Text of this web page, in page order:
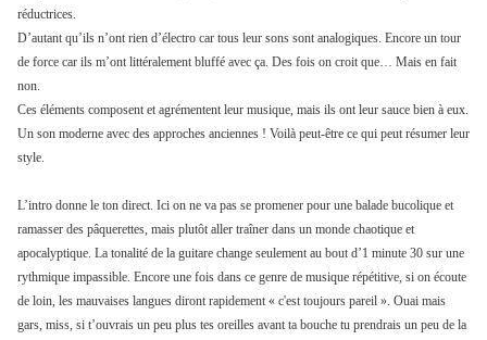
réductrices.
D’autant qu’ils n’ont rien d’électro car tous leur sons sont analogiques. Encore un tour
de force car ils m’ont littéralement bluffé avec ça. Des fois on croit que… Mais en fait
non.
Ces éléments composent et agrémentent leur musique, mais ils ont leur sauce bien à eux.
Un son moderne avec des approches anciennes ! Voilà peut-être ce qui peut résumer leur
style.
L’intro donne le ton direct. Ici on ne va pas se promener pour une balade bucolique et
ramasser des pâquerettes, mais plutôt aller traîner dans un monde chaotique et
apocalyptique. La tonalité de la guitare change seulement au bout d’1 minute 30 sur une
rythmique impassible. Encore une fois dans ce genre de musique répétitive, si on écoute
de loin, les mauvaises langues diront rapidement « c'est toujours pareil ». Ouai mais
gars, miss, si t’ouvrais un peu plus tes oreilles avant ta bouche tu prendrais un peu de la